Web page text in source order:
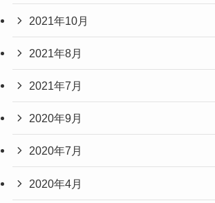
2021年10月
2021年8月
2021年7月
2020年9月
2020年7月
2020年4月